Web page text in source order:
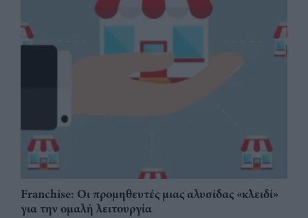
Franchise: Οι προμηθευτές μιας αλυσίδας «κλειδί»
για την ομαλή λειτουργία